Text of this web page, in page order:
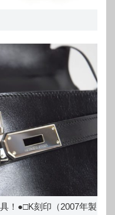
！●□K刻印（2007年製